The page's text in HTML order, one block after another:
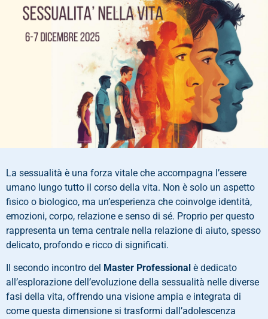
La sessualità è una forza vitale che accompagna l’essere
umano lungo tutto il corso della vita. Non è solo un aspetto
fisico o biologico, ma un’esperienza che coinvolge identità,
emozioni, corpo, relazione e senso di sé. Proprio per questo
rappresenta un tema centrale nella relazione di aiuto, spesso
delicato, profondo e ricco di significati.
Il secondo incontro del Master Professional è dedicato
all’esplorazione dell’evoluzione della sessualità nelle diverse
fasi della vita, offrendo una visione ampia e integrata di
come questa dimensione si trasformi dall’adolescenza